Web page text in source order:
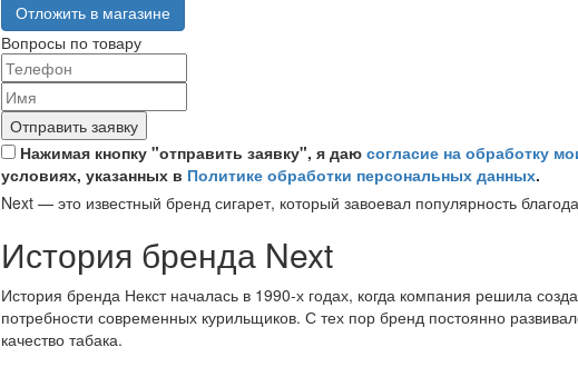
Отложить в магазине
Вопросы по товару
Отправить заявку
Нажимая кнопку "отправить заявку", я даю согласие на обработку
условиях, указанных в Политике обработки персональных данных.
Next — это известный бренд сигарет, который завоевал популярность
История бренда Next
История бренда Некст началась в 1990-х годах, когда компания решила
потребности современных курильщиков. С тех пор бренд постоянно
качество табака.